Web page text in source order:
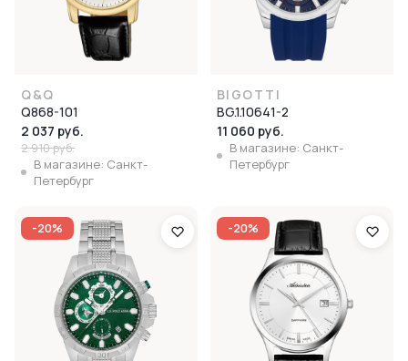
Q&Q
Q868-101
2 037 руб.
2 910 руб.
В магазине: Санкт-
Петербург
BIGOTTI
BG.1.10641-2
11 060 руб.
В магазине: Санкт-
Петербург
-20% -20%